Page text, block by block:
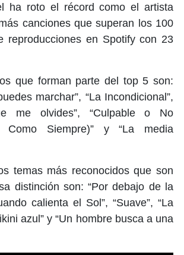
ha roto el récord como el artista
canciones que superan los 100
reproducciones en Spotify con 23
que forman parte del top 5 son:
marchar”, “La Incondicional”,
me olvides”, “Culpable o No
Como Siempre)” y “La media
temas más reconocidos que son
distinción son: “Por debajo de la
calienta el Sol”, “Suave”, “La
azul” y “Un hombre busca a una